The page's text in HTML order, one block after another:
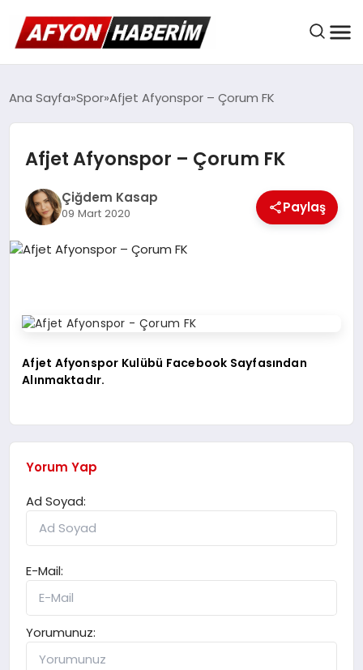
AFYON HABER
GÜNDEM
BELEDIYELER
DÜNYA
SAĞLIK
TEKNOLOJI
Ana Sayfa Spor Afjet Afyonspor – Çorum FK
Afjet Afyonspor – Çorum FK
Çiğdem Kasap
09 Mart 2020 Paylaş
Afjet Afyonspor Kulübü Facebook Sayfasından
Alınmaktadır.
Yorum Yap
Ad Soyad:
E-Mail:
Yorumunuz: